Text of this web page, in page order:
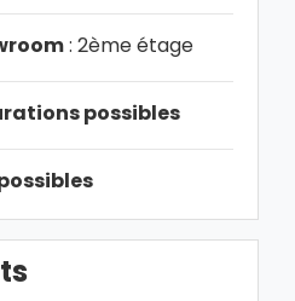
: 2ème étage
possibles